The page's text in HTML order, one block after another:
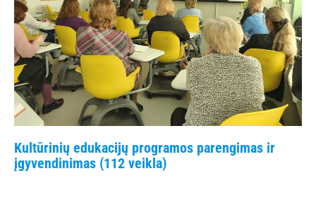
Kultūrinių edukacijų programos parengimas ir
įgyvendinimas (112 veikla)